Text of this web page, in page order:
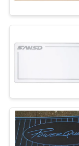
เรา
ขอ
เสนอ
ราคา
โฟมม
ไม้บร